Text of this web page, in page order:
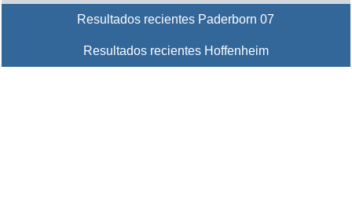
Resultados recientes Paderborn 07
Resultados recientes Hoffenheim